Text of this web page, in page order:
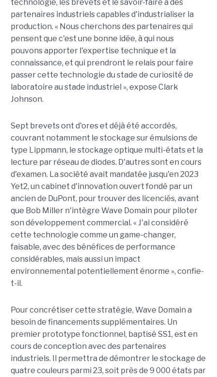
technologie, les brevets et le savoir-faire à des
partenaires industriels capables d'industrialiser la
production. « Nous cherchons des partenaires qui
pensent que c'est une bonne idée, à qui nous
pouvons apporter l'expertise technique et la
connaissance, et qui prendront le relais pour faire
passer cette technologie du stade de curiosité de
laboratoire au stade industriel », expose Clark
Johnson.
Sept brevets ont d'ores et déjà été accordés,
couvrant notamment le stockage sur émulsions de
type Lippmann, le stockage optique multi-états et la
lecture par réseau de diodes. D'autres sont en cours
d'examen. La société avait mandatée jusqu'en 2023
Yet2, un cabinet d'innovation ouvert fondé par un
ancien de DuPont, pour trouver des licenciés, avant
que Bob Miller n'intègre Wave Domain pour piloter
son développement commercial. « J'ai considéré
cette technologie comme un game-changer,
faisable, avec des bénéfices de performance
considérables, mais aussi un impact
environnemental potentiellement énorme », confie-
t-il.
Pour concrétiser cette stratégie, Wave Domain a
besoin de financements supplémentaires. Un
premier prototype fonctionnel, baptisé SS1, est en
cours de conception avec des partenaires
industriels. Il permettra de démontrer le stockage de
quatre couleurs parmi 23, soit près de 9 000 états par